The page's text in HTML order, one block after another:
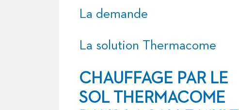
La demande
La solution Thermacome
CHAUFFAGE PAR LE
SOL THERMACOME